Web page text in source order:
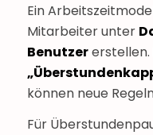
Ein
Mitarbeiter unter
Benutzererstellen.
können neue
Für